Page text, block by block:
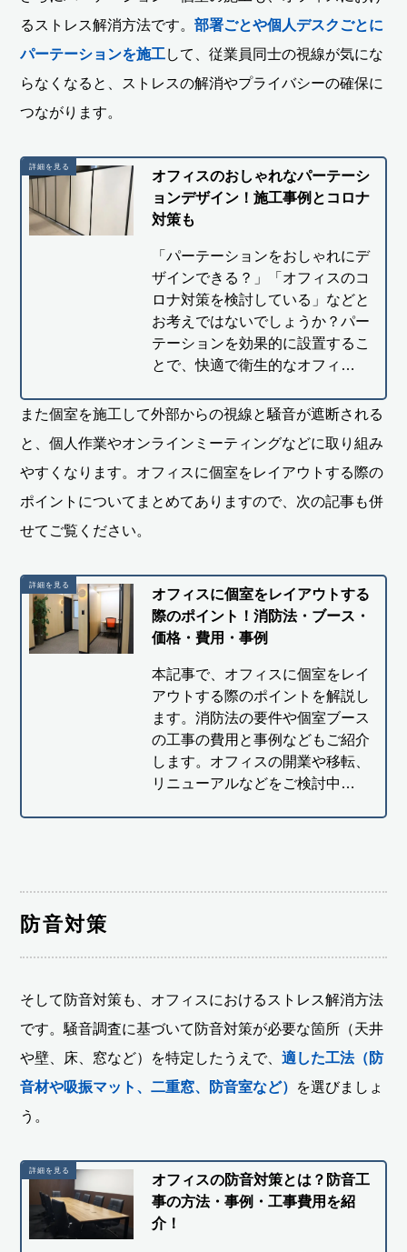
るストレス解消方法です。部署ごとや個人デスクごとに
パーテーションを施工して、従業員同士の視線が気にな
らなくなると、ストレスの解消やプライバシーの確保に
つながります。
オフィスのおしゃれなパーテーシ
ョンデザイン！施工事例とコロナ
対策も
「パーテーションをおしゃれにデ
ザインできる？」「オフィスのコ
ロナ対策を検討している」などと
お考えではないでしょうか？パー
テーションを効果的に設置するこ
とで、快適で衛生的なオフィ…
また個室を施工して外部からの視線と騒音が遮断される
と、個人作業やオンラインミーティングなどに取り組み
やすくなります。オフィスに個室をレイアウトする際の
ポイントについてまとめてありますので、次の記事も併
せてご覧ください。
オフィスに個室をレイアウトする
際のポイント！消防法・ブース・
価格・費用・事例
本記事で、オフィスに個室をレイ
アウトする際のポイントを解説し
ます。消防法の要件や個室ブース
の工事の費用と事例などもご紹介
します。オフィスの開業や移転、
リニューアルなどをご検討中…
防音対策
そして防音対策も、オフィスにおけるストレス解消方法
です。騒音調査に基づいて防音対策が必要な箇所（天井
や壁、床、窓など）を特定したうえで、適した工法（防
音材や吸振マット、二重窓、防音室など） を選びましょ
う。
オフィスの防音対策とは？防音工
事の方法・事例・工事費用を紹
介！